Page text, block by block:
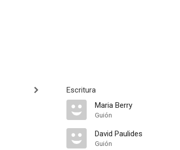
Escritura
Maria Berry
Guión
David Paulides
Guión